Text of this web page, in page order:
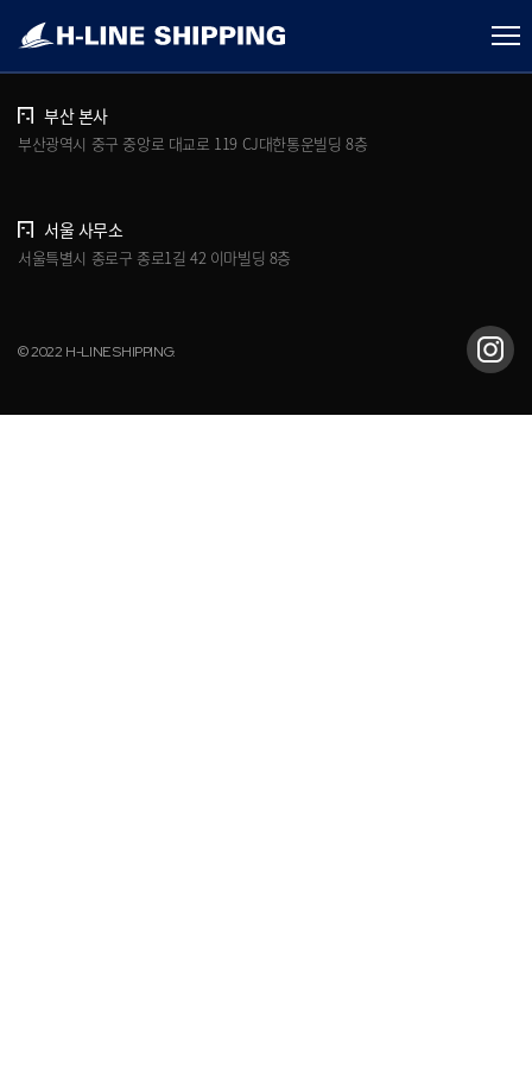
개인정보처리방침 브로슈어 다운로드
부산 본사
부산광역시 중구 중앙로 대교로 119 CJ대한통운빌딩 8층
서울 사무소
서울특별시 종로구 종로1길 42 이마빌딩 8층
© 2022 H-LINE SHIPPING.